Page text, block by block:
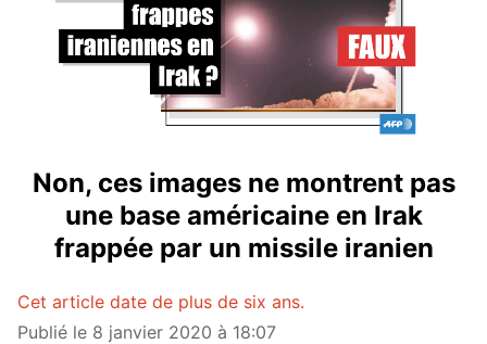
Non, ces images ne montrent pas
une base américaine en Irak
frappée par un missile iranien
Cet article date de plus de six ans.
Publié le 8 janvier 2020 à 18:07